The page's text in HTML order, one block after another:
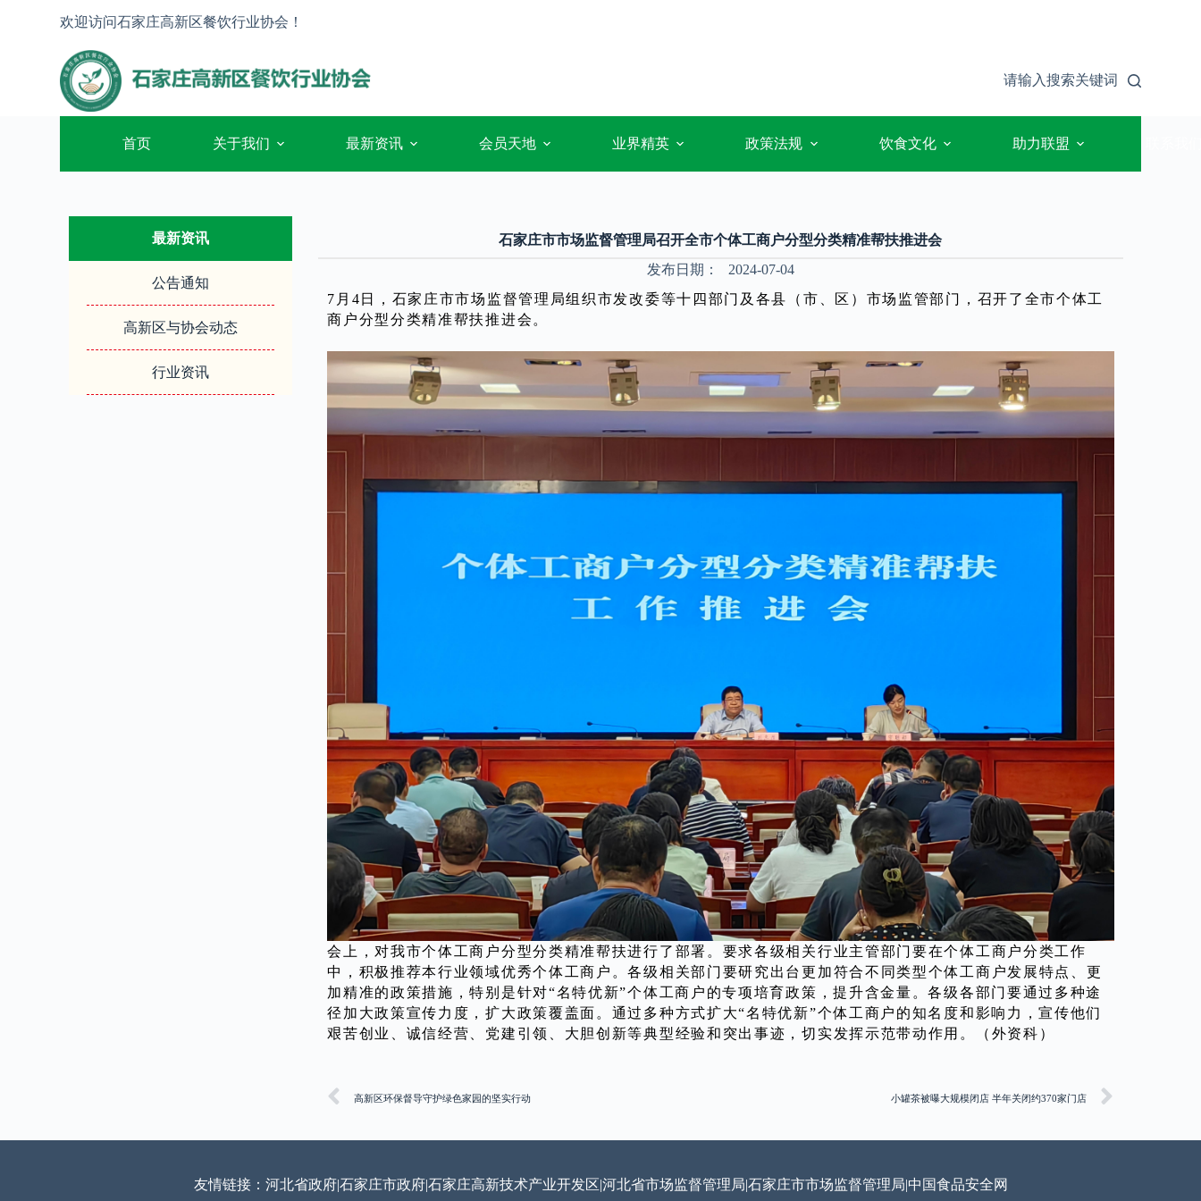
欢迎访问石家庄高新区餐饮行业协会！
请输入搜索关键词
首页 关于我们 最新资讯 会员天地 业界精英 政策法规 饮食文化 助力联盟
最新资讯
公告通知
高新区与协会动态
行业资讯
石家庄市市场监督管理局召开全市个体工商户分型分类精准帮扶推进会
发布日期：
2024-07-04
7月4日，石家庄市市场监督管理局组织市发改委等十四部门及各县（市、区）市场监管部门，召开了全市个体工
商户分型分类精准帮扶推进会。
会上，对我市个体工商户分型分类精准帮扶进行了部署。要求各级相关行业主管部门要在个体工商户分类工作
中，积极推荐本行业领域优秀个体工商户。各级相关部门要研究出台更加符合不同类型个体工商户发展特点、更
加精准的政策措施，特别是针对“名特优新”个体工商户的专项培育政策，提升含金量。各级各部门要通过多种途
径加大政策宣传力度，扩大政策覆盖面。通过多种方式扩大“名特优新”个体工商户的知名度和影响力，宣传他们
艰苦创业、诚信经营、党建引领、大胆创新等典型经验和突出事迹，切实发挥示范带动作用。（外资科）
高新区环保督导守护绿色家园的坚实行动 小罐茶被曝大规模闭店 半年关闭约370家门店
友情链接： 河北省政府|石家庄市政府|石家庄高新技术产业开发区|河北省市场监督管理局|石家庄市市场监督管理局|中国食品安全网